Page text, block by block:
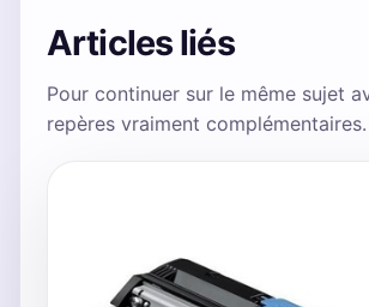
Articles liés
Pour continuer sur le même sujet
repères vraiment complémentaires.